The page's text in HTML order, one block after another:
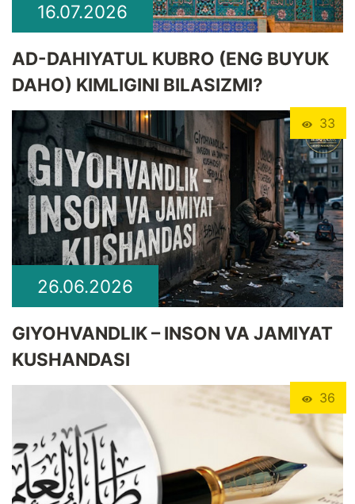
16.07.2026
​AD-DAHIYATUL KUBRO (ENG BUYUK
DAHO) KIMLIGINI BILASIZMI?
33
26.06.2026
GIYOHVANDLIK – INSON VA JAMIYAT
KUSHANDASI
36